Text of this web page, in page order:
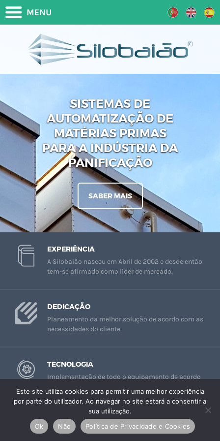
SISTEMAS DE
AUTOMATIZAÇÃO DE
MATÉRIAS PRIMAS
PARA A INDÚSTRIA DA
PANIFICAÇÃO
SABER MAIS
EXPERIÊNCIA
A Silobaião nasceu em Abril de 2002 e desde então
tem-se afirmado como líder de mercado.
DEDICAÇÃO
Planeamento da melhor solução de acordo com as
necessidades do cliente.
TECNOLOGIA
Implementação de todo o equipamento de acordo
PROJETAMOS QUALIDADE
Este site utiliza cookies para permitir uma melhor experiência
por parte do utilizador. Ao navegar no site estará a consentir a
sua utilização.
Ok
Não Política de Privacidade e Cookies